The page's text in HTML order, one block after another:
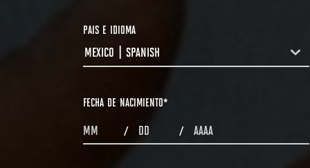
PAIS E IDIOMA
COUNTRYDROPDOWN
MEXICO | SPANISH
FECHA DE NACIMIENTO*
MONTHS
/ DAYS / YEAR